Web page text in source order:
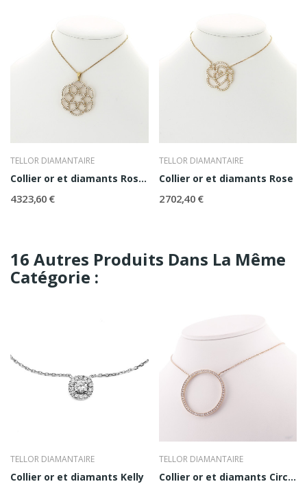
TELLOR DIAMANTAIRE
Collier or et diamants Rosace
4 323,60 €
TELLOR DIAMANTAIRE
Collier or et diamants Rose
2 702,40 €
16 Autres Produits Dans La Même
Catégorie :
TELLOR DIAMANTAIRE
Collier or et diamants Kelly
TELLOR DIAMANTAIRE
Collier or et diamants Circle PM